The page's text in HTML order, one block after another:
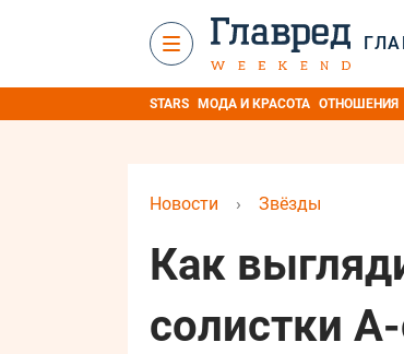
STARS МОДА И КРАСОТА ОТНОШЕНИЯ
Новости › Звёзды
Как
солистки